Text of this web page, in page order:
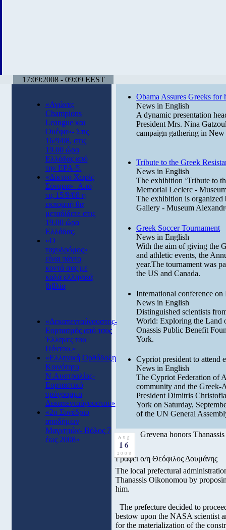
17:09:2008 - 09:09 EEST
«Αγώνες
Champions
Leangue και
Ουέφα»- Στις
16/9/08, στις
19.00 ώρα
Ελλάδας από
την ΕΡΑ-5.
«Δίκτυο Χωρίς
Σύνορα»- Από
τις 15/9/08 η
εκπομπή θα
μεταδίδετε στις
19.00 ώρα
Ελλάδας.
«Ο
ταχυδρόμος»
είναι πάντα
κοντά σας με
καλά ελληνικά
βιβλία
«Δεκαπενταύγουστος-
Εορτασμός από τους
Έλληνες του
Πόντου.»
«Ελληνική Ορθόδοξη
Κοινότητα
Ν.Αυστραλίας-
Εορταστικό
πρόγραμμα
Δεκαπενταύγουστου»
«2ο Συνέδριο
αποδήμων
Μαγνητών- Βόλος 7
έως 2008»
Obama Assures Greeks for
News in English
A dynamic presentation
President Mrs. Nina
campaign gathering in
Tribute to the Greek
News in English
The exhibition ‘Tribute to
Memorial Leclerc -
The exhibition is
Gallery - Museum
Greek Soccer Tournament
News in English
With the aim of giving the
and athletic events, the
year.The tournament was
the US and Canada.
International conference
News in English
Distinguished scientists
World: Exploring the Land
Onassis Public Benefit
York.
Cypriot president to attend
News in English
The Cypriot Federation of
community and the Greek-
President Dimitris
York on Saturday,
of the UN General
Aug
16
2008
Grevena honors
Γράφει ο/η Θεόφιλος Δουμάνης
The local prefectural
Thanassis Oikonomou by
him.
The prefecture decided to
bestow upon the NASA scientist
for the materialization of the